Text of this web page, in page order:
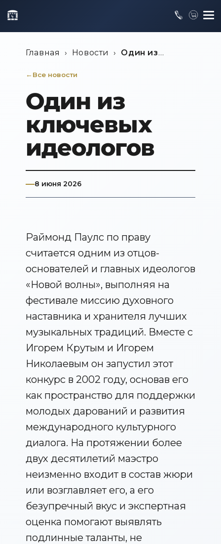
Главная › Новости › Один из
Все новости
Один из
ключевых
идеологов
8 июня 2026
Раймонд Паулс по праву
считается одним из отцов-
основателей и главных идеологов
«Новой волны», выполняя на
фестивале миссию духовного
наставника и хранителя лучших
музыкальных традиций. Вместе с
Игорем Крутым и Игорем
Николаевым он запустил этот
конкурс в 2002 году, основав его
как пространство для поддержки
молодых дарований и развития
международного культурного
диалога. На протяжении более
двух десятилетий маэстро
неизменно входит в состав жюри
или возглавляет его, а его
безупречный вкус и экспертная
оценка помогают выявлять
подлинные таланты, не